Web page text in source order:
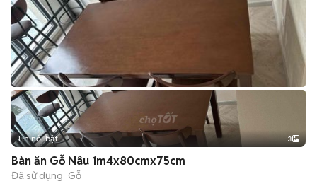
Tin nổi bật 3
Bàn ăn Gỗ Nâu 1m4x80cmx75cm
Đã sử dụng Gỗ